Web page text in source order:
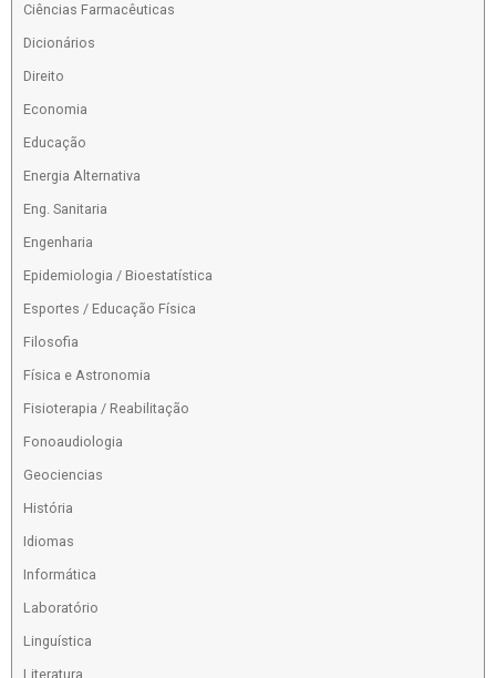
Ciências Farmacêuticas
Dicionários
Direito
Economia
Educação
Energia Alternativa
Eng. Sanitaria
Engenharia
Epidemiologia / Bioestatística
Esportes / Educação Física
Filosofia
Física e Astronomia
Fisioterapia / Reabilitação
Fonoaudiologia
Geociencias
História
Idiomas
Informática
Laboratório
Linguística
Literatura